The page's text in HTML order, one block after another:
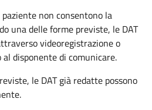
non consentono la
una delle forme previste, le DAT
videoregistrazione o
disponente di comunicare.
le DAT già redatte possono